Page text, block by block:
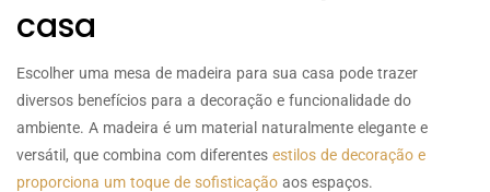
casa
Escolher uma mesa de madeira para sua casa pode trazer
diversos benefícios para a decoração e funcionalidade do
ambiente. A madeira é um material naturalmente elegante e
versátil, que combina com diferentes estilos de decoração e
proporciona um toque de sofisticação aos espaços.